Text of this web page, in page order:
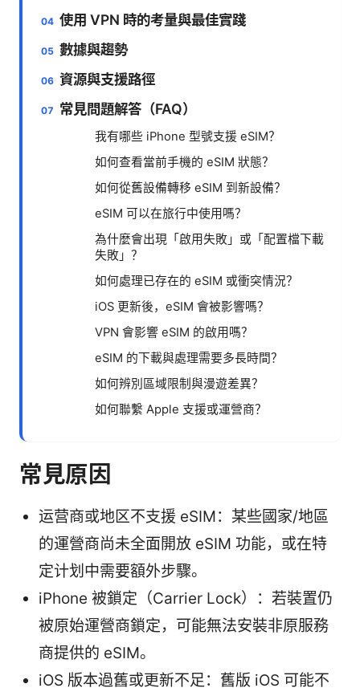
使用 VPN 時的考量與最佳實踐
數據與趨勢
資源與支援路徑
常見問題解答（FAQ）
我有哪些 iPhone 型號支援 eSIM？
如何查看當前手機的 eSIM 狀態？
如何從舊設備轉移 eSIM 到新設備？
eSIM 可以在旅行中使用嗎？
為什麼會出現「啟用失敗」或「配置檔下載
失敗」？
如何處理已存在的 eSIM 或衝突情況？
iOS 更新後，eSIM 會被影響嗎？
VPN 會影響 eSIM 的啟用嗎？
eSIM 的下載與處理需要多長時間？
如何辨別區域限制與漫遊差異？
如何聯繫 Apple 支援或運營商？
常見原因
运营商或地区不支援 eSIM：某些國家/地區
的運營商尚未全面開放 eSIM 功能，或在特
定计划中需要額外步驟。
iPhone 被鎖定（Carrier Lock）：若裝置仍
被原始運營商鎖定，可能無法安裝非原服務
商提供的 eSIM。
iOS 版本過舊或更新不足：舊版 iOS 可能不